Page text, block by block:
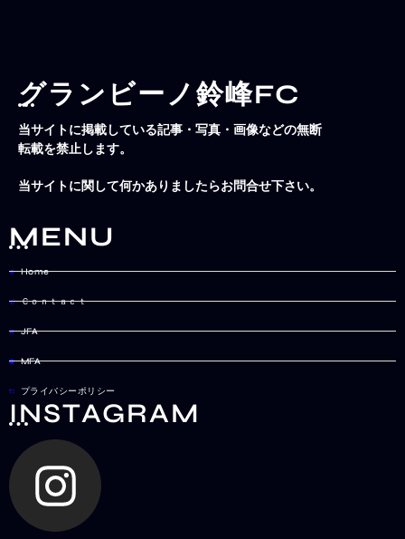
グランビーノ鈴峰FC
当サイトに掲載している記事・写真・画像などの無断
転載を禁止します。
当サイトに関して何かありましたらお問合せ下さい。
MENU
Home
Ｃｏｎｔａｃｔ
JFA
MFA
プライバシーポリシー
INSTAGRAM